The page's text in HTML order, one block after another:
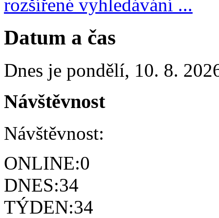
rozšířené vyhledávání ...
Datum a čas
Dnes je pondělí, 10. 8.
Návštěvnost
Návštěvnost:
ONLINE:0
DNES:34
TÝDEN:34